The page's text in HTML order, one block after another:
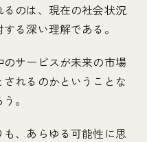
のは、現在の社会状況
る深い理解である。
サービスが未来の市場
れるのかということな
。
、あらゆる可能性に思